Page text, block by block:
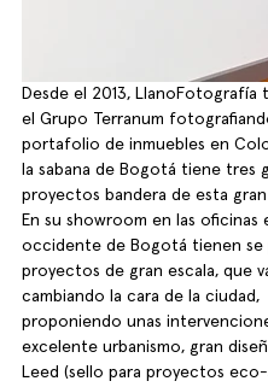
Desde el 2013, LlanoFotografía
el Grupo Terranum
portafolio de inmuebles en
la sabana de Bogotá tiene tres
proyectos bandera de esta gran
En su showroom en las oficinas
occidente de Bogotá tienen se
proyectos de gran escala, que
cambiando la cara de la ciudad,
proponiendo unas
excelente urbanismo, gran
Leed (sello para proyectos